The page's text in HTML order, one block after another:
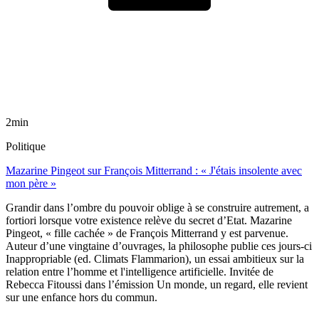
2min
Politique
Mazarine Pingeot sur François Mitterrand : « J'étais insolente avec
mon père »
Grandir dans l’ombre du pouvoir oblige à se construire autrement, a
fortiori lorsque votre existence relève du secret d’Etat. Mazarine
Pingeot, « fille cachée » de François Mitterrand y est parvenue.
Auteur d’une vingtaine d’ouvrages, la philosophe publie ces jours-ci
Inappropriable (ed. Climats Flammarion), un essai ambitieux sur la
relation entre l’homme et l'intelligence artificielle. Invitée de
Rebecca Fitoussi dans l’émission Un monde, un regard, elle revient
sur une enfance hors du commun.